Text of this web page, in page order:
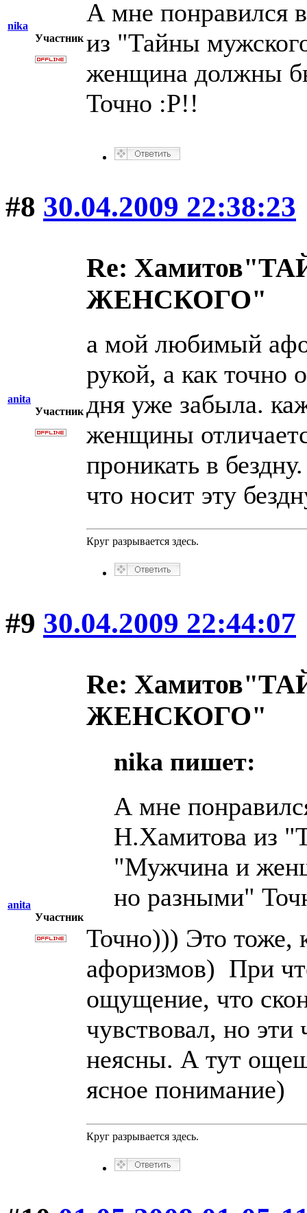
nika
Участник
А мне понравился
из "Тайны
женщина должны
Точно :P!!
#8 30.04.2009 22:38:23
anita
Участник
Re:
ЖЕНСКОГО"
а мой любимый
рукой, а как точно
дня уже забыла.
женщины
проникать в
что носит эту
Круг разрывается здесь.
#9 30.04.2009 22:44:07
anita
Участник
Re:
ЖЕНСКОГО"
nika пишет:
А мне
Н.Хамитова из
"Мужчина и
но разными"
Точно))) Это тоже,
афоризмов) При
ощущение, что
чувствовал, но
неясны. А тут
ясное понимание)
Круг разрывается здесь.